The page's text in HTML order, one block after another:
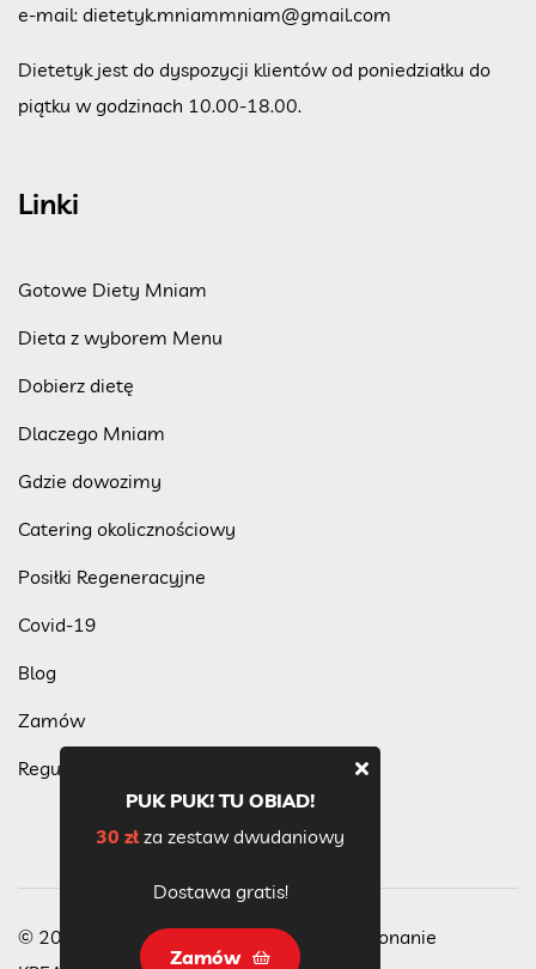
e-mail: dietetyk.mniammniam@gmail.com
Dietetyk jest do dyspozycji klientów od poniedziałku do
piątku w godzinach 10.00-18.00.
Linki
Gotowe Diety Mniam
Dieta z wyborem Menu
Dobierz dietę
Dlaczego Mniam
Gdzie dowozimy
Catering okolicznościowy
Posiłki Regeneracyjne
Covid-19
Blog
Zamów
Regulamin programu lojalnościowego
© 2023 Wszelkie Prawa Zastrzeżone, wykonanie
PUK PUK! TU OBIAD!
30 zł za zestaw dwudaniowy
Dostawa gratis!
Zamów